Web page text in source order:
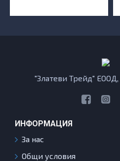
"Златеви Трейд"
ИНФОРМАЦИЯ
За нас
Общи условия